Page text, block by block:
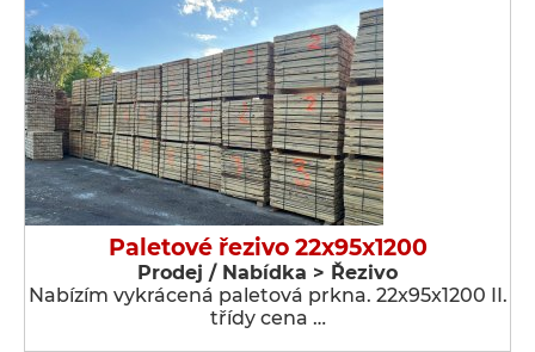
Paletové řezivo 22x95x1200
Prodej / Nabídka > Řezivo
Nabízím vykrácená paletová prkna. 22x95x1200 II.
třídy cena …